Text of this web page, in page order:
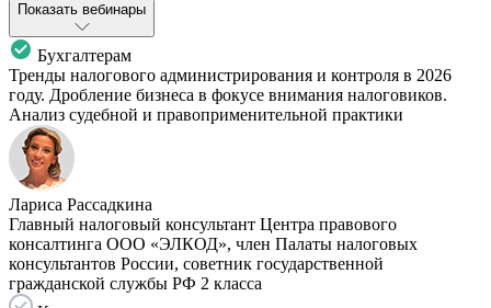
Показать вебинары
Бухгалтерам
Тренды налогового администрирования и контроля в 2026
году. Дробление бизнеса в фокусе внимания налоговиков.
Анализ судебной и правоприменительной практики
Лариса Рассадкина
Главный налоговый консультант Центра правового
консалтинга ООО «ЭЛКОД», член Палаты налоговых
консультантов России, советник государственной
гражданской службы РФ 2 класса